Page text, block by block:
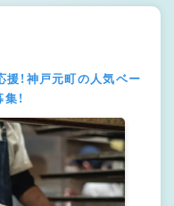
！神戸元町の人気ベー
！